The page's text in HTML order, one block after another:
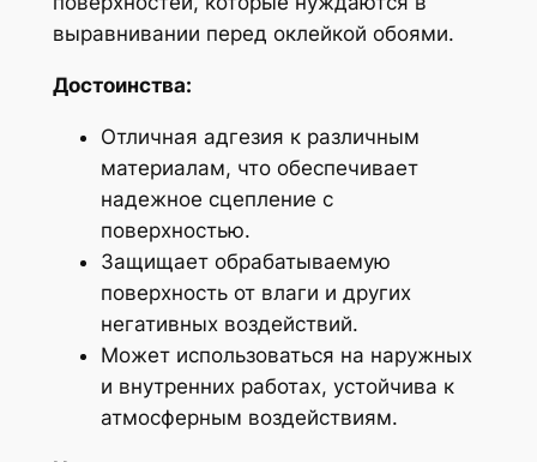
выравнивании перед оклейкой обоями.
Достоинства:
Отличная адгезия к различным
материалам, что обеспечивает
надежное сцепление с
поверхностью.
Защищает обрабатываемую
поверхность от влаги и других
негативных воздействий.
Может использоваться на наружных
и внутренних работах, устойчива к
атмосферным воздействиям.